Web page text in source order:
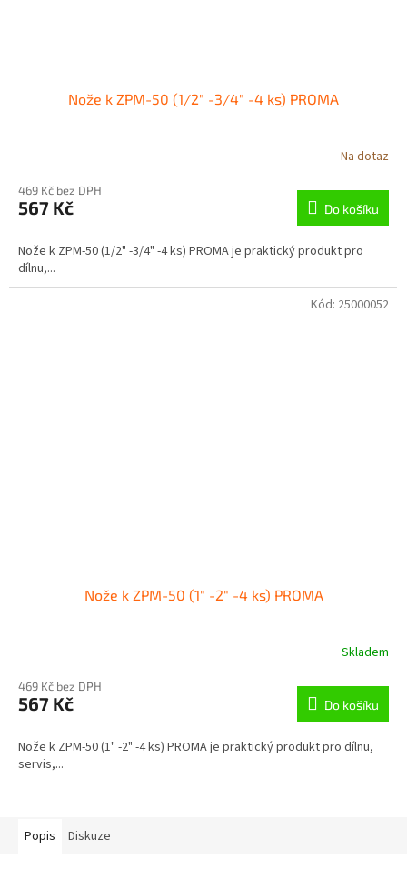
Nože k ZPM-50 (1/2" -3/4" -4 ks) PROMA
Na dotaz
469 Kč bez DPH
567 Kč Do košíku
Nože k ZPM-50 (1/2" -3/4" -4 ks) PROMA je praktický produkt pro
dílnu,...
Nože k ZPM-50 (1" -2" -4 ks) PROMA
Skladem
469 Kč bez DPH
567 Kč Do košíku
Nože k ZPM-50 (1" -2" -4 ks) PROMA je praktický produkt pro dílnu,
servis,...
Kód: 25000052
Popis Diskuze